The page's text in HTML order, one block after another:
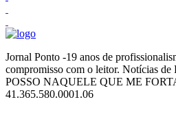
Jornal Ponto -19 anos de
compromisso com o leitor. Notícias
POSSO NAQUELE QUE ME
41.365.580.0001.06